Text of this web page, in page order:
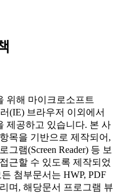
위해 마이크로소프트
(IE) 브라우저 이외에서
제공하고 있습니다. 본 사
목을 기반으로 제작되어,
램(Screen Reader) 등 보
근할 수 있도록 제작되었
첨부문서는 HWP, PDF
며, 해당문서 프로그램 뷰